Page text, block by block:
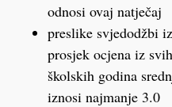
odnosi ovaj natječaj
preslike svjedodžbi
prosjek ocjena iz
školskih godina
iznosi najmanje 3.0